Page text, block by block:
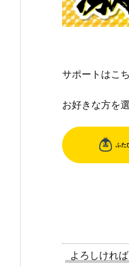
サポートはこ
お好きな方を
よろしけれ